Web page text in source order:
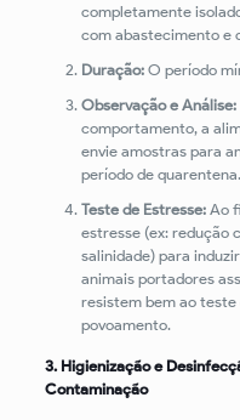
completamente
com abastecimento e
Duração:O período
Observação e Análise:
comportamento, a
envie amostras para
período de quarentena.
Teste de Estresse:Ao
estresse (ex: redução
salinidade) para
animais portadores
resistem bem ao teste
povoamento.
3. Higienização e
Contaminação